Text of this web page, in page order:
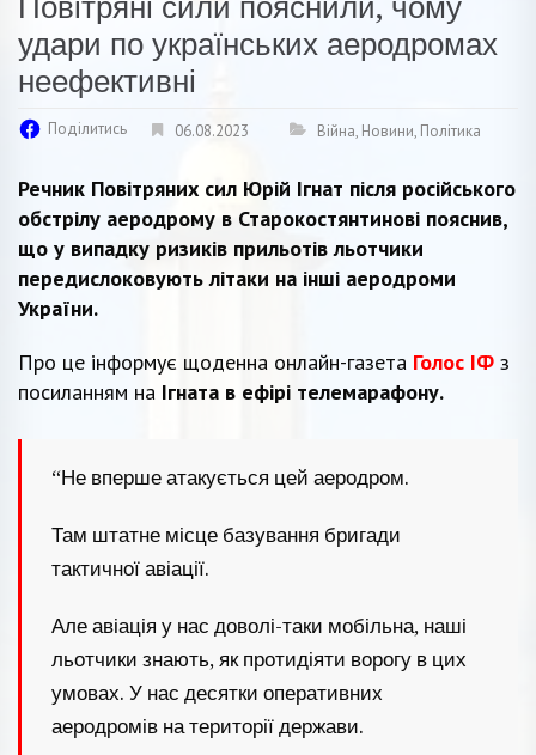
удари по українських аеродромах
неефективні
Поділитись 06.08.2023 Війна, Новини, Політика
Речник Повітряних сил Юрій Ігнат після російського
обстрілу аеродрому в Старокостянтинові пояснив,
що у випадку ризиків прильотів льотчики
передислоковують літаки на інші аеродроми
України.
Про це інформує щоденна онлайн-газета Голос ІФ з
посиланням на Ігната в ефірі телемарафону.
“Не вперше атакується цей аеродром.
Там штатне місце базування бригади
тактичної авіації.
Але авіація у нас доволі-таки мобільна, наші
льотчики знають, як протидіяти ворогу в цих
умовах. У нас десятки оперативних
аеродромів на території держави.